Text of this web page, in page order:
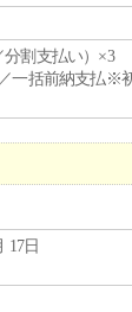
分割支払い）×3
／一括前納支払※
17日